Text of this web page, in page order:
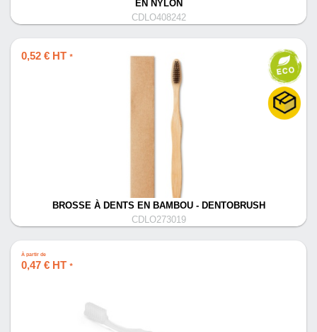
EN NYLON
CDLO408242
0,52 € HT *
BROSSE À DENTS EN BAMBOU - DENTOBRUSH
CDLO273019
À partir de
0,47 € HT *